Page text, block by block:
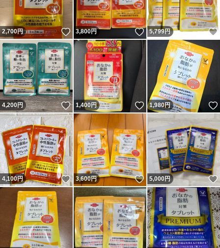
2,700円 いいね！
3,800円 いいね！
5,799円
4,200円 いいね！
1,400円 いいね！
1,980円
4,100円 いいね！
3,600円 いいね！
5,000円